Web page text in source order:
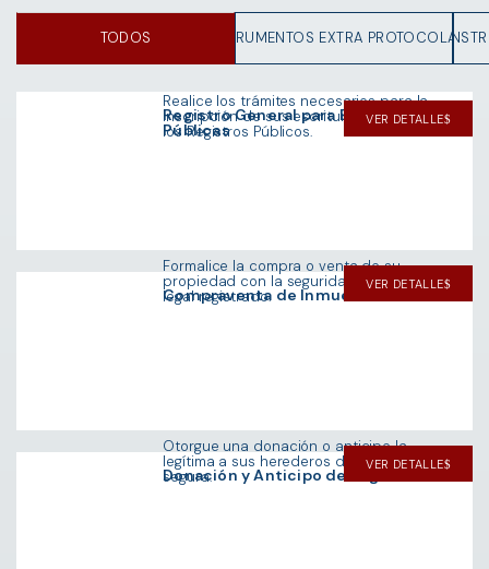
INSTRUMENTOS EXTRA PROTOCOLARES
TODOS
Registro General para Escrituras
Públicas
Realice los trámites necesarios para la
inscripción de sus escrituras públicas en
los Registros Públicos.
VER DETALLE
Compraventa de Inmuebles
Formalice la compra o venta de su
propiedad con la seguridad de un acto
legal registrado.
VER DETALLE
Donación y Anticipo de Legítima
Otorgue una donación o anticipe la
legítima a sus herederos de manera legal y
segura.
VER DETALLE